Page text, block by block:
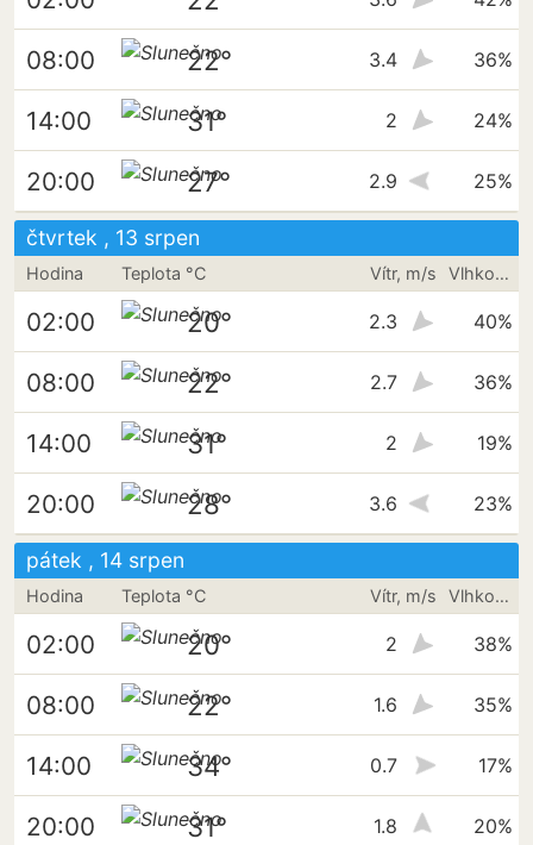
08:00 22° 3.4 36%
14:00 31° 2 24%
20:00 27° 2.9 25%
čtvrtek , 13 srpen
Hodina Teplota °C Vítr, m/s Vlhkost vzduchu
02:00 20° 2.3 40%
08:00 22° 2.7 36%
14:00 31° 2 19%
20:00 28° 3.6 23%
pátek , 14 srpen
Hodina Teplota °C Vítr, m/s Vlhkost vzduchu
02:00 20° 2 38%
08:00 22° 1.6 35%
14:00 34° 0.7 17%
20:00 31° 1.8 20%